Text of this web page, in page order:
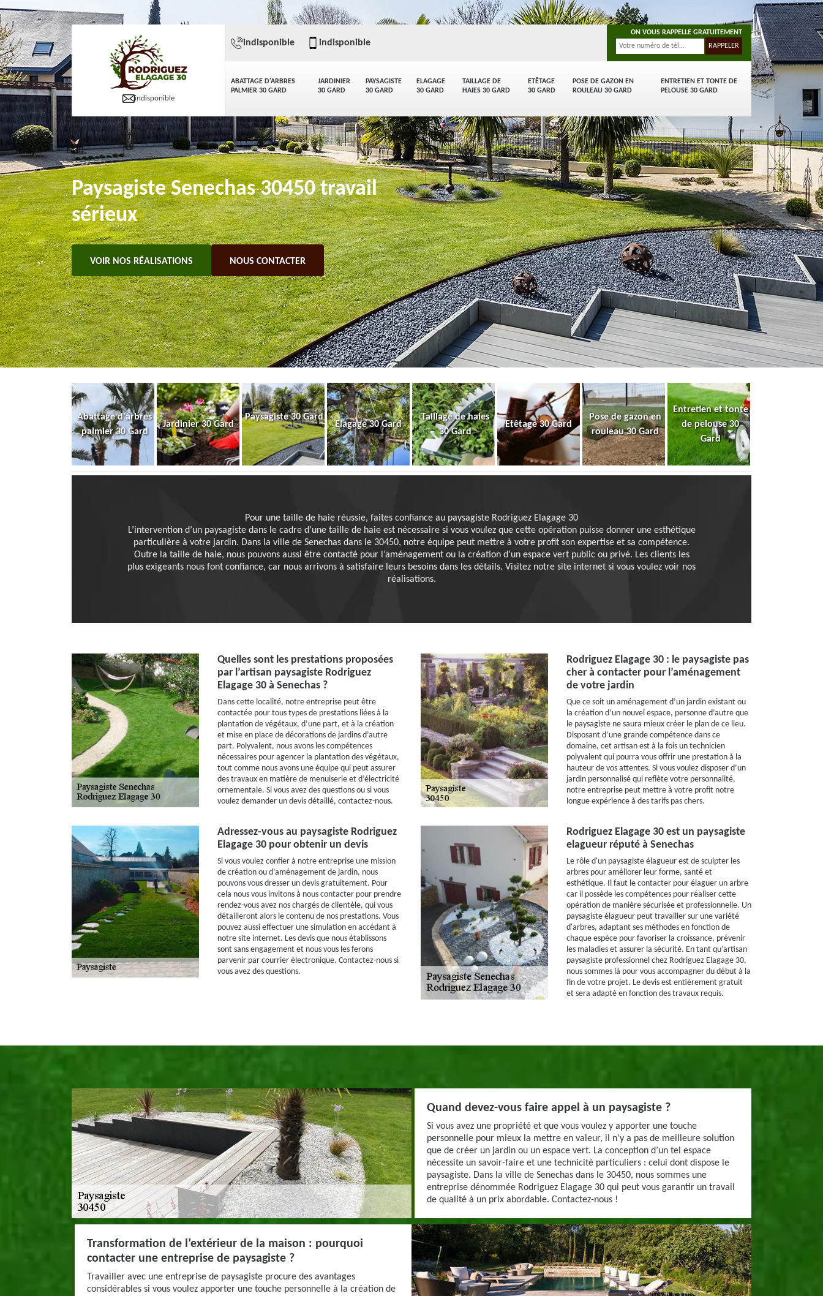
indisponible
ABATTAGE D'ARBRES
PALMIER 30 GARD
JARDINIER
30 GARD
PAYSAGISTE
30 GARD
ELAGAGE
30 GARD
TAILLAGE DE
HAIES 30 GARD
ETÊTAGE
30 GARD
POSE DE GAZON EN
ROULEAU 30 GARD
ENTRETIEN ET TONTE DE
PELOUSE 30 GARD
indisponible indisponible
ON VOUS RAPPELLE GRATUITEMENT
Paysagiste Senechas 30450 travail
sérieux
VOIR NOS RÉALISATIONS NOUS CONTACTER
Abattage d'arbres
palmier 30 Gard
Jardinier 30 Gard
Paysagiste 30 Gard
Elagage 30 Gard
Taillage de haies
30 Gard
Etêtage 30 Gard
Pose de gazon en
rouleau 30 Gard
Entretien et tonte
de pelouse 30
Gard
Pour une taille de haie réussie, faites confiance au paysagiste Rodriguez Elagage 30
L’intervention d’un paysagiste dans le cadre d’une taille de haie est nécessaire si vous voulez que cette opération puisse donner une esthétique
particulière à votre jardin. Dans la ville de Senechas dans le 30450, notre équipe peut mettre à votre profit son expertise et sa compétence.
Outre la taille de haie, nous pouvons aussi être contacté pour l’aménagement ou la création d’un espace vert public ou privé. Les clients les
plus exigeants nous font confiance, car nous arrivons à satisfaire leurs besoins dans les détails. Visitez notre site internet si vous voulez voir nos
réalisations.
Quelles sont les prestations proposées
par l’artisan paysagiste Rodriguez
Elagage 30 à Senechas ?
Dans cette localité, notre entreprise peut être
contactée pour tous types de prestations liées à la
plantation de végétaux, d’une part, et à la création
et mise en place de décorations de jardins d’autre
part. Polyvalent, nous avons les compétences
nécessaires pour agencer la plantation des végétaux,
tout comme nous avons une équipe qui peut assurer
des travaux en matière de menuiserie et d’électricité
ornementale. Si vous avez des questions ou si vous
voulez demander un devis détaillé, contactez-nous.
Rodriguez Elagage 30 : le paysagiste pas
cher à contacter pour l’aménagement
de votre jardin
Que ce soit un aménagement d’un jardin existant ou
la création d’un nouvel espace, personne d’autre que
le paysagiste ne saura mieux créer le plan de ce lieu.
Disposant d’une grande compétence dans ce
domaine, cet artisan est à la fois un technicien
polyvalent qui pourra vous offrir une prestation à la
hauteur de vos attentes. Si vous voulez disposer d’un
jardin personnalisé qui reflète votre personnalité,
notre entreprise peut mettre à votre profit notre
longue expérience à des tarifs pas chers.
Adressez-vous au paysagiste Rodriguez
Elagage 30 pour obtenir un devis
Si vous voulez confier à notre entreprise une mission
de création ou d’aménagement de jardin, nous
pouvons vous dresser un devis gratuitement. Pour
cela nous vous invitons à nous contacter pour prendre
rendez-vous avez nos chargés de clientèle, qui vous
détailleront alors le contenu de nos prestations. Vous
pouvez aussi effectuer une simulation en accédant à
notre site internet. Les devis que nous établissons
sont sans engagement et nous vous les ferons
parvenir par courrier électronique. Contactez-nous si
vous avez des questions.
Rodriguez Elagage 30 est un paysagiste
elagueur réputé à Senechas
Le rôle d'un paysagiste élagueur est de sculpter les
arbres pour améliorer leur forme, santé et
esthétique. Il faut le contacter pour élaguer un arbre
car il possède les compétences pour réaliser cette
opération de manière sécurisée et professionnelle. Un
paysagiste élagueur peut travailler sur une variété
d'arbres, adaptant ses méthodes en fonction de
chaque espèce pour favoriser la croissance, prévenir
les maladies et assurer la sécurité. En tant qu'artisan
paysagiste professionnel chez Rodriguez Elagage 30,
nous sommes là pour vous accompagner du début à la
fin de votre projet. Le devis est entièrement gratuit
et sera adapté en fonction des travaux requis.
Quand devez-vous faire appel à un paysagiste ?
Si vous avez une propriété et que vous voulez y apporter une touche
personnelle pour mieux la mettre en valeur, il n’y a pas de meilleure solution
que de créer un jardin ou un espace vert. La conception d’un tel espace
nécessite un savoir-faire et une technicité particuliers : celui dont dispose le
paysagiste. Dans la ville de Senechas dans le 30450, nous sommes une
entreprise dénommée Rodriguez Elagage 30 qui peut vous garantir un travail
de qualité à un prix abordable. Contactez-nous !
Transformation de l’extérieur de la maison : pourquoi
contacter une entreprise de paysagiste ?
Travailler avec une entreprise de paysagiste procure des avantages
considérables si vous voulez apporter une touche personnelle à la création de